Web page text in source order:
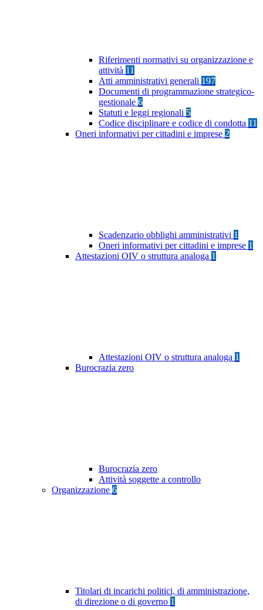
Riferimenti normativi su organizzazione e
attività 11
Atti amministrativi generali 197
Documenti di programmazione strategico-
gestionale 6
Statuti e leggi regionali 5
Codice disciplinare e codice di condotta 11
Oneri informativi per cittadini e imprese 2
Scadenzario obblighi amministrativi 1
Oneri informativi per cittadini e imprese 1
Attestazioni OIV o struttura analoga 1
Attestazioni OIV o struttura analoga 1
Burocrazia zero
Burocrazia zero
Attività soggette a controllo
Organizzazione 6
Titolari di incarichi politici, di amministrazione,
di direzione o di governo 1